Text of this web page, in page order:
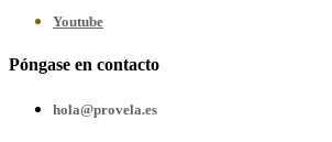
Youtube
Póngase en contacto
hola@provela.es